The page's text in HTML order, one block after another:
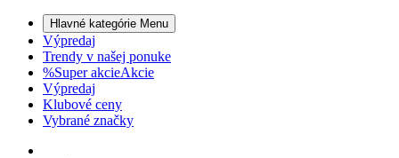
Hlavné kategórie Menu
Výpredaj
Trendy v našej ponuke
%Super akcieAkcie
Výpredaj
Klubové ceny
Vybrané značky